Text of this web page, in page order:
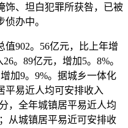
饰、坦白犯罪所获咎，已被
办中。
902。56亿元，比上年增
。89亿元，增加5。8%。
加9。9%。据城乡一体化
平易近人均可安排收入
，全年城镇居平易近人均
从城镇居平易近可安排收